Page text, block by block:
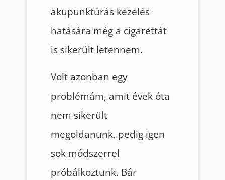
akupunktúrás kezelés
hatására még a cigarettát
is sikerült letennem.
Volt azonban egy
problémám, amit évek óta
nem sikerült
megoldanunk, pedig igen
sok módszerrel
próbálkoztunk. Bár